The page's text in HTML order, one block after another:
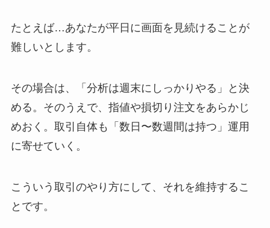
たとえば…あなたが平日に画面を見続けることが
難しいとします。
その場合は、「分析は週末にしっかりやる」と決
める。 そのうえで、指値や損切り注文をあらかじ
めおく。 取引自体も「数日〜数週間は持つ」運用
に寄せていく。
こういう取引のやり方にして、それを維持するこ
とです。